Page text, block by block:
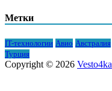
Метки
IT-технологии Авио Австралия
Турция
Copyright © 2026 Vesto4ka